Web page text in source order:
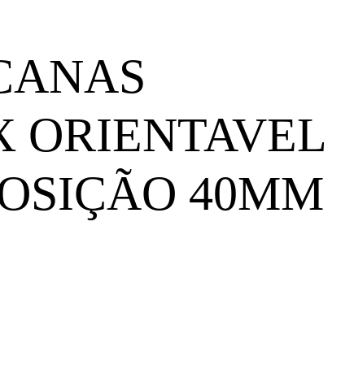
ORIENTAVEL
40MM